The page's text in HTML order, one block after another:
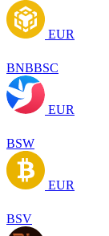
EUR
BNBBSC
EUR
BSW
EUR
BSV